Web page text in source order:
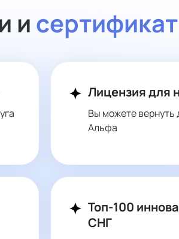
и
Лицензия для
Вы можете вернуть
Альфа
Топ-100
СНГ